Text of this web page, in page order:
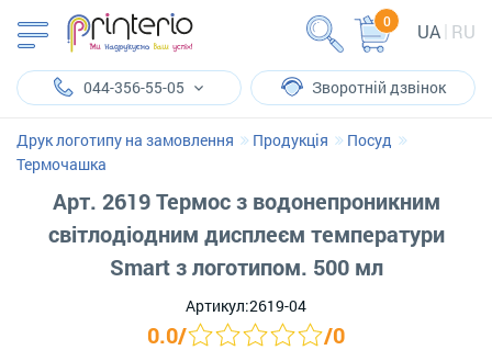
UA RU
0
044-356-55-05 Зворотній дзвінок
Друк логотипу на замовлення Продукція
Посуд
Термочашка
Арт. 2619 Термос з водонепроникним
світлодіодним дисплеєм температури
Smart з логотипом. 500 мл
Артикул:2619-04
0.0/ /0